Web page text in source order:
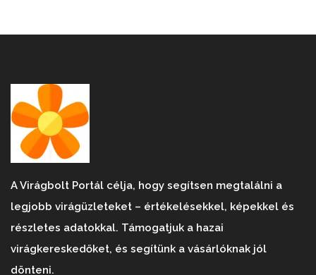
A Virágbolt Portál célja, hogy segítsen megtalálni a
legjobb virágüzleteket – értékelésekkel, képekkel és
részletes adatokkal. Támogatjuk a hazai
virágkereskedőket, és segítünk a vásárlóknak jól
dönteni.